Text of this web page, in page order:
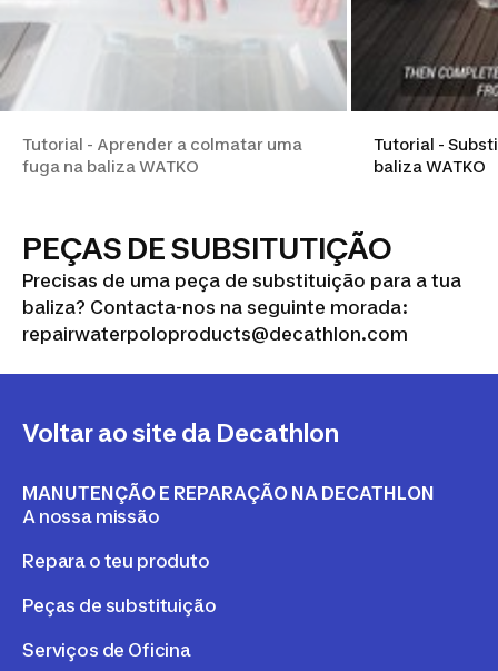
Tutorial - Aprender a colmatar uma
fuga na baliza WATKO
Tutorial -
baliza WATKO
PEÇAS DE SUBSITUTIÇÃO
Precisas de uma peça de substituição para a tua
baliza? Contacta-nos na seguinte morada:
repairwaterpoloproducts@decathlon.com
Voltar ao site da Decathlon
MANUTENÇÃO E REPARAÇÃO NA DECATHLON
A nossa missão
Repara o teu produto
Peças de substituição
Serviços de Oficina